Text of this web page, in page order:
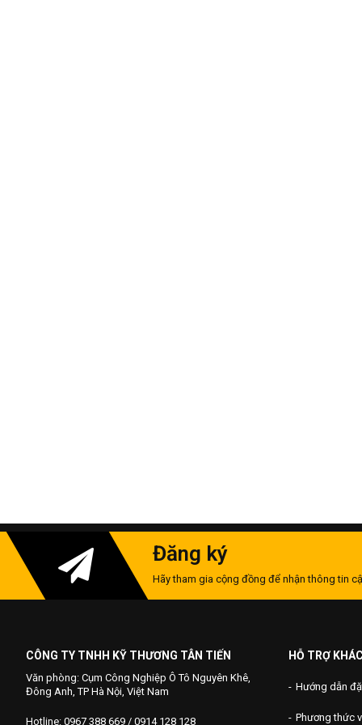
Đăng ký
Hãy tham gia cộng đồng để nhận thông tin
CÔNG TY TNHH KỸ THƯƠNG TÂN TIẾN
Văn phòng: Cụm Công Nghiệp Ô Tô Nguyên Khê,
Đông Anh, TP Hà Nội, Việt Nam
Hotline: 0967 388 669 / 0914 128 128
HỖ TRỢ
Hướng dẫn
Phương thức